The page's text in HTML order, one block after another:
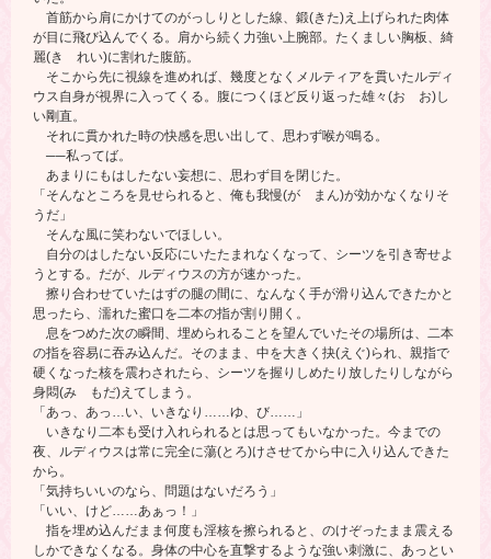
首筋から肩にかけてのがっしりとした線、鍛(きた)え上げられた肉体
が目に飛び込んでくる。肩から続く力強い上腕部。たくましい胸板、綺
麗(き れい)に割れた腹筋。
そこから先に視線を進めれば、幾度となくメルティアを貫いたルディ
ウス自身が視界に入ってくる。腹につくほど反り返った雄々(お お)し
い剛直。
それに貫かれた時の快感を思い出して、思わず喉が鳴る。
──私ってば。
あまりにもはしたない妄想に、思わず目を閉じた。
「そんなところを見せられると、俺も我慢(が まん)が効かなくなりそ
うだ」
そんな風に笑わないでほしい。
自分のはしたない反応にいたたまれなくなって、シーツを引き寄せよ
うとする。だが、ルディウスの方が速かった。
擦り合わせていたはずの腿の間に、なんなく手が滑り込んできたかと
思ったら、濡れた蜜口を二本の指が割り開く。
息をつめた次の瞬間、埋められることを望んでいたその場所は、二本
の指を容易に吞み込んだ。そのまま、中を大きく抉(えぐ)られ、親指で
硬くなった核を震わされたら、シーツを握りしめたり放したりしながら
身悶(み もだ)えてしまう。
「あっ、あっ…い、いきなり……ゆ、び……」
いきなり二本も受け入れられるとは思ってもいなかった。今までの
夜、ルディウスは常に完全に蕩(とろ)けさせてから中に入り込んできた
から。
「気持ちいいのなら、問題はないだろう」
「いい、けど……あぁっ！」
指を埋め込んだまま何度も淫核を擦られると、のけぞったまま震える
しかできなくなる。身体の中心を直撃するような強い刺激に、あっとい